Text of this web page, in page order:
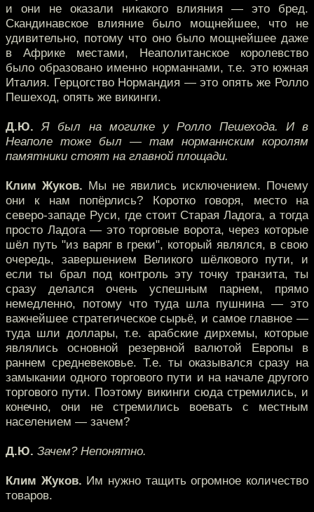
и они не оказали никакого влияния — это бред.
Скандинавское влияние было мощнейшее, что не
удивительно, потому что оно было мощнейшее даже
в Африке местами, Неаполитанское королевство
было образовано именно норманнами, т.е. это южная
Италия. Герцогство Нормандия — это опять же Ролло
Пешеход, опять же викинги.
Д.Ю. Я был на могилке у Ролло Пешехода. И в
Неаполе тоже был — там норманнским королям
памятники стоят на главной площади.
Клим Жуков. Мы не явились исключением. Почему
они к нам попёрлись? Коротко говоря, место на
северо-западе Руси, где стоит Старая Ладога, а тогда
просто Ладога — это торговые ворота, через которые
шёл путь "из варяг в греки", который являлся, в свою
очередь, завершением Великого шёлкового пути, и
если ты брал под контроль эту точку транзита, ты
сразу делался очень успешным парнем, прямо
немедленно, потому что туда шла пушнина — это
важнейшее стратегическое сырьё, и самое главное —
туда шли доллары, т.е. арабские дирхемы, которые
являлись основной резервной валютой Европы в
раннем средневековье. Т.е. ты оказывался сразу на
замыкании одного торгового пути и на начале другого
торгового пути. Поэтому викинги сюда стремились, и
конечно, они не стремились воевать с местным
населением — зачем?
Д.Ю. Зачем? Непонятно.
Клим Жуков. Им нужно тащить огромное количество
товаров.